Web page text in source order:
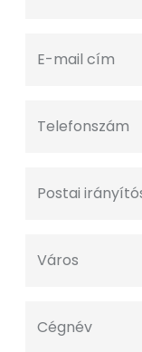
E-mail cím
Telefonszám
Postai
Város
Cégnév